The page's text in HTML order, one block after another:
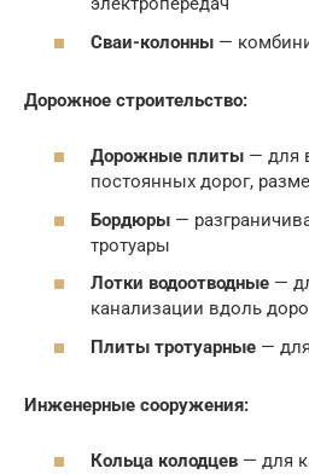
Сваи-колонны —
Дорожное строительство:
Дорожные плиты — для
постоянных дорог,
Бордюры —
тротуары
Лотки водоотводные —
канализации вдоль
Плиты тротуарные —
Инженерные сооружения:
Кольца колодцев — для